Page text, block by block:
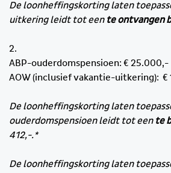
De loonheffingskorting laten
uitkering leidt tot een te ontvangen
2.
ABP-ouderdomspensioen: € 25.000,-
AOW (inclusief vakantie-uitkering): €
De loonheffingskorting laten
ouderdomspensioen leidt tot een te
412,-.*
De loonheffingskorting laten